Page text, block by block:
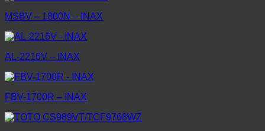
MSBV – 1800N – INAX
AL-2216V – INAX
FBV-1700R – INAX